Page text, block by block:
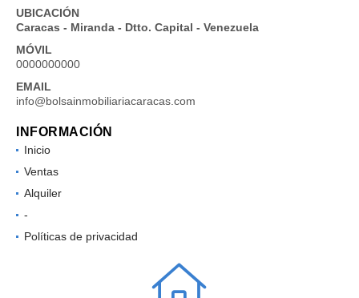
UBICACIÓN
Caracas - Miranda - Dtto. Capital - Venezuela
MÓVIL
0000000000
EMAIL
info@bolsainmobiliariacaracas.com
INFORMACIÓN
Inicio
Ventas
Alquiler
-
Políticas de privacidad